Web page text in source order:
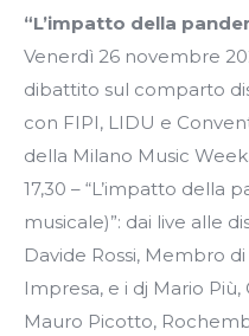
“L’impatto della
Venerdì 26 novembre
dibattito sul comparto
con FIPI, LIDU e
della Milano Music Week.
17,30 – “L’impatto della
musicale)”: dai live alle
Davide Rossi, Membro
Impresa, e i dj Mario
Mauro Picotto,